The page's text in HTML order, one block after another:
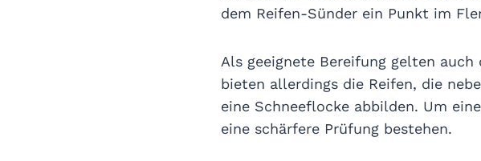
dem Reifen-Sünder ein Punkt im
Als geeignete Bereifung gelten
bieten allerdings die Reifen, die
eine Schneeflocke abbilden. Um
eine schärfere Prüfung bestehen.